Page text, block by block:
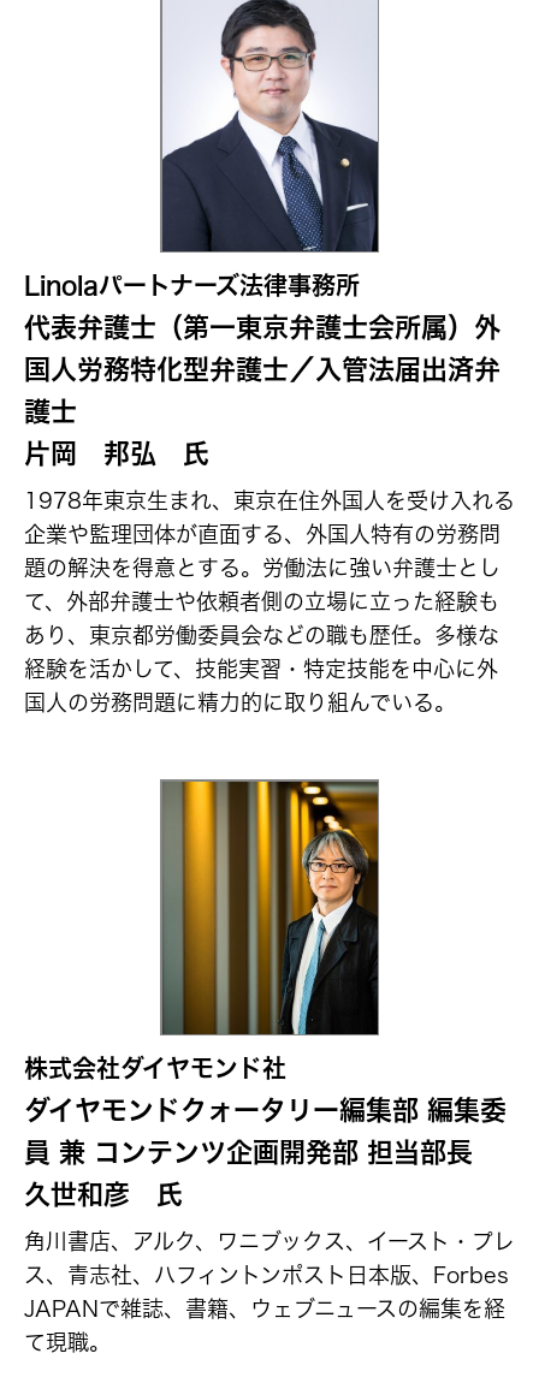
Linolaパートナーズ法律事務所
代表弁護士（第一東京弁護士会所属）外
国人労務特化型弁護士／入管法届出済弁
護士
片岡 邦弘 氏
1978年東京生まれ、東京在住外国人を受け入れる
企業や監理団体が直面する、外国人特有の労務問
題の解決を得意とする。労働法に強い弁護士とし
て、外部弁護士や依頼者側の立場に立った経験も
あり、東京都労働委員会などの職も歴任。多様な
経験を活かして、技能実習・特定技能を中心に外
国人の労務問題に精力的に取り組んでいる。
株式会社ダイヤモンド社
ダイヤモンドクォータリー編集部 編集委
員 兼 コンテンツ企画開発部 担当部長
久世和彦 氏
角川書店、アルク、ワニブックス、イースト・プレ
ス、青志社、ハフィントンポスト日本版、Forbes
JAPANで雑誌、書籍、ウェブニュースの編集を経
て現職。